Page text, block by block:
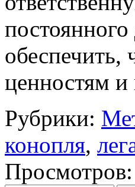
обеспечить,
ценностям и
Рубрики:
конопля,